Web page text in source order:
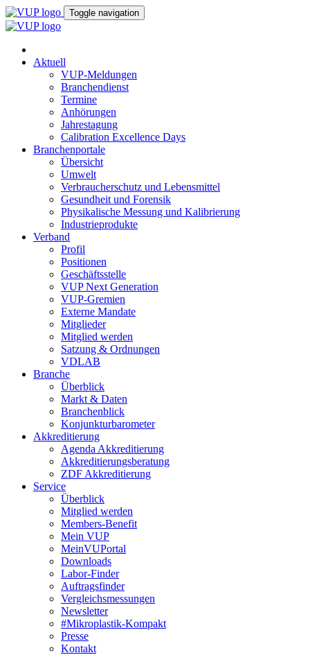
Toggle navigation
Aktuell
VUP-Meldungen
Branchendienst
Termine
Anhörungen
Jahrestagung
Calibration Excellence Days
Branchenportale
Übersicht
Umwelt
Verbraucherschutz und Lebensmittel
Gesundheit und Forensik
Physikalische Messung und Kalibrierung
Industrieprodukte
Verband
Profil
Positionen
Geschäftsstelle
VUP Next Generation
VUP-Gremien
Externe Mandate
Mitglieder
Mitglied werden
Satzung & Ordnungen
VDLAB
Branche
Überblick
Markt & Daten
Branchenblick
Konjunkturbarometer
Akkreditierung
Agenda Akkreditierung
Akkreditierungsberatung
ZDF Akkreditierung
Service
Überblick
Mitglied werden
Members-Benefit
Mein VUP
MeinVUPortal
Downloads
Labor-Finder
Auftragsfinder
Vergleichsmessungen
Newsletter
#Mikroplastik-Kompakt
Presse
Kontakt